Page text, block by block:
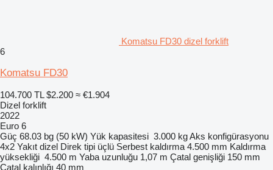
Komatsu FD30 dizel forklift
6
Komatsu FD30
104.700 TL $2.200 ≈ €1.904
Dizel forklift
2022
Euro 6
Güç 68.03 bg (50 kW) Yük kapasitesi 3.000 kgAks konfigürasyonu
4x2 Yakıt dizel Direk tipi üçlü Serbest kaldırma 4.500 mm Kaldırma
yüksekliği 4.500 m Yaba uzunluğu 1,07 m Çatal genişliği 150 mm
Çatal kalınlığı 40 mm